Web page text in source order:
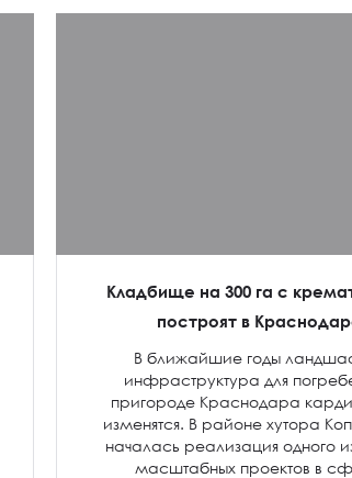
Кладбище на 300 га с
построят в
В ближайшие годы
инфраструктура для
пригороде Краснодара
изменятся. В районе хутора
началась реализация одного
масштабных проектов в